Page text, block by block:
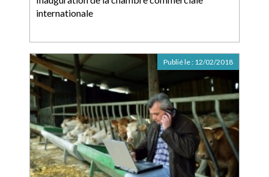
internationale
Publié le : 12/02/2018